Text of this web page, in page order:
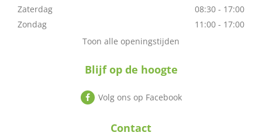
Zaterdag
08:30 - 17:00
Zondag
11:00 - 17:00
Toon alle openingstijden
Blijf op de hoogte
Volg ons op Facebook
Contact